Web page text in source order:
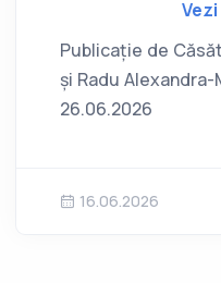
Publicație de
și Radu
26.06.2026
16.06.2026